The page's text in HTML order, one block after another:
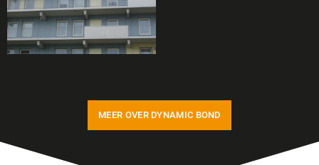
MEER OVER DYNAMIC BOND